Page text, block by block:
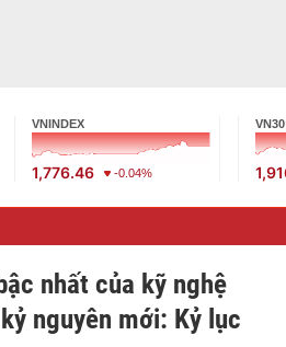
VNINDEX
1,776.46 -0.04%
VN30
nhất của kỹ nghệ
nguyên mới: Kỷ lục